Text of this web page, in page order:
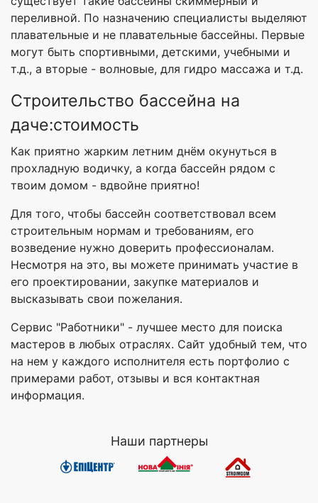
переливной. По назначению специалисты выделяют
плавательные и не плавательные бассейны. Первые
могут быть спортивными, детскими, учебными и
т.д., а вторые - волновые, для гидро массажа и т.д.
Строительство бассейна на
даче:стоимость
Как приятно жарким летним днём окунуться в
прохладную водичку, а когда бассейн рядом с
твоим домом - вдвойне приятно!
Для того, чтобы бассейн соответствовал всем
строительным нормам и требованиям, его
возведение нужно доверить профессионалам.
Несмотря на это, вы можете принимать участие в
его проектировании, закупке материалов и
высказывать свои пожелания.
Сервис "Работники" - лучшее место для поиска
мастеров в любых отраслях. Сайт удобный тем, что
на нем у каждого исполнителя есть портфолио с
примерами работ, отзывы и вся контактная
информация.
Наши партнеры